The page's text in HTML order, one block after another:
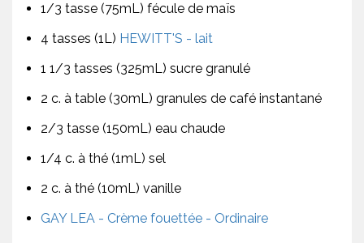
1/3 tasse (75mL) fécule de maïs
4 tasses (1L) HEWITT'S - lait
1 1/3 tasses (325mL) sucre granulé
2 c. à table (30mL) granules de café instantané
2/3 tasse (150mL) eau chaude
1/4 c. à thé (1mL) sel
2 c. à thé (10mL) vanille
GAY LEA - Crème fouettée - Ordinaire